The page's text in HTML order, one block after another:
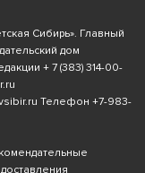
Сибирь». Главный
дом
+ 7 (383) 314-00-
Телефон +7-983-